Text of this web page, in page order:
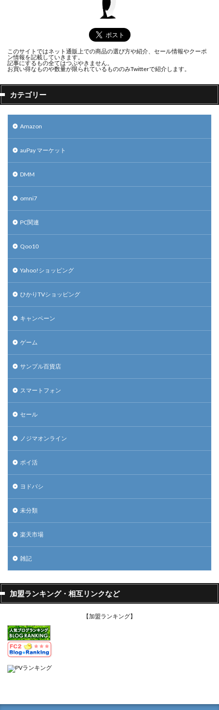
このサイトではネット通販上での商品の選び方や紹介、セール情報やクーポ
ン情報を記載していきます。
記事にするもの全てはつぶやきません。
お買い得なものや数量が限られているもののみTwitterで紹介します。
カテゴリー
Amazon
auPay マーケット
DMM
omni7
PC関連
Qoo10
Yahoo!ショッピング
ひかりTVショッピング
キャンペーン
ゲーム
サンプル百貨店
スマートフォン
セール
ノジマオンライン
ポイ活
ヨドバシ
未分類
楽天市場
雑記
加盟ランキング・相互リンクなど
【加盟ランキング】